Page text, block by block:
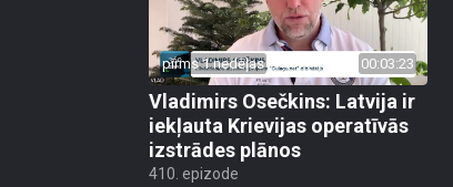
pirms 1 nedēļas 00:03:23
Vladimirs Osečkins: Latvija ir
iekļauta Krievijas operatīvās
izstrādes plānos
410. epizode